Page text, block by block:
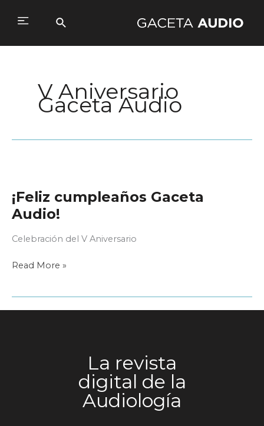
Buscar
V Aniversario
Gaceta Audio
¡Feliz cumpleaños Gaceta
Audio!
Celebración del V Aniversario
¡Feliz
Read More »
La revista
digital de la
Audiología